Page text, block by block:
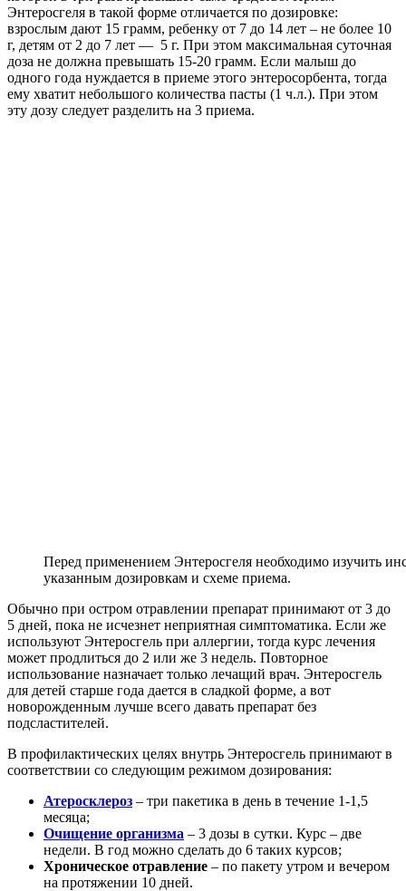
Энтеросгеля в такой форме отличается по дозировке:
взрослым дают 15 грамм, ребенку от 7 до 14 лет – не более 10
г, детям от 2 до 7 лет — 5 г. При этом максимальная суточная
доза не должна превышать 15-20 грамм. Если малыш до
одного года нуждается в приеме этого энтеросорбента, тогда
ему хватит небольшого количества пасты (1 ч.л.). При этом
эту дозу следует разделить на 3 приема.
Перед применением Энтеросгеля необходимо изучить
указанным дозировкам и схеме приема.
Обычно при остром отравлении препарат принимают от 3 до
5 дней, пока не исчезнет неприятная симптоматика. Если же
используют Энтеросгель при аллергии, тогда курс лечения
может продлиться до 2 или же 3 недель. Повторное
использование назначает только лечащий врач. Энтеросгель
для детей старше года дается в сладкой форме, а вот
новорожденным лучше всего давать препарат без
подсластителей.
В профилактических целях внутрь Энтеросгель принимают в
соответствии со следующим режимом дозирования:
Атеросклероз – три пакетика в день в течение 1-1,5
месяца;
Очищение организма – 3 дозы в сутки. Курс – две
недели. В год можно сделать до 6 таких курсов;
Хроническое отравление – по пакету утром и вечером
на протяжении 10 дней.